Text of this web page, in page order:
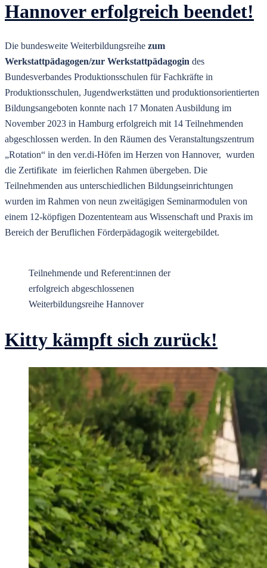
Hannover erfolgreich beendet!
Die bundesweite Weiterbildungsreihe zum
Werkstattpädagogen/zur Werkstattpädagogin des
Bundesverbandes Produktionsschulen für Fachkräfte in
Produktionsschulen, Jugendwerkstätten und produktionsorientierten
Bildungsangeboten konnte nach 17 Monaten Ausbildung im
November 2023 in Hamburg erfolgreich mit 14 Teilnehmenden
abgeschlossen werden. In den Räumen des Veranstaltungszentrum
„Rotation“ in den ver.di-Höfen im Herzen von Hannover, wurden
die Zertifikate im feierlichen Rahmen übergeben. Die
Teilnehmenden aus unterschiedlichen Bildungseinrichtungen
wurden im Rahmen von neun zweitägigen Seminarmodulen von
einem 12-köpfigen Dozententeam aus Wissenschaft und Praxis im
Bereich der Beruflichen Förderpädagogik weitergebildet.
Teilnehmende und Referent:innen der
erfolgreich abgeschlossenen
Weiterbildungsreihe Hannover
Kitty kämpft sich zurück!